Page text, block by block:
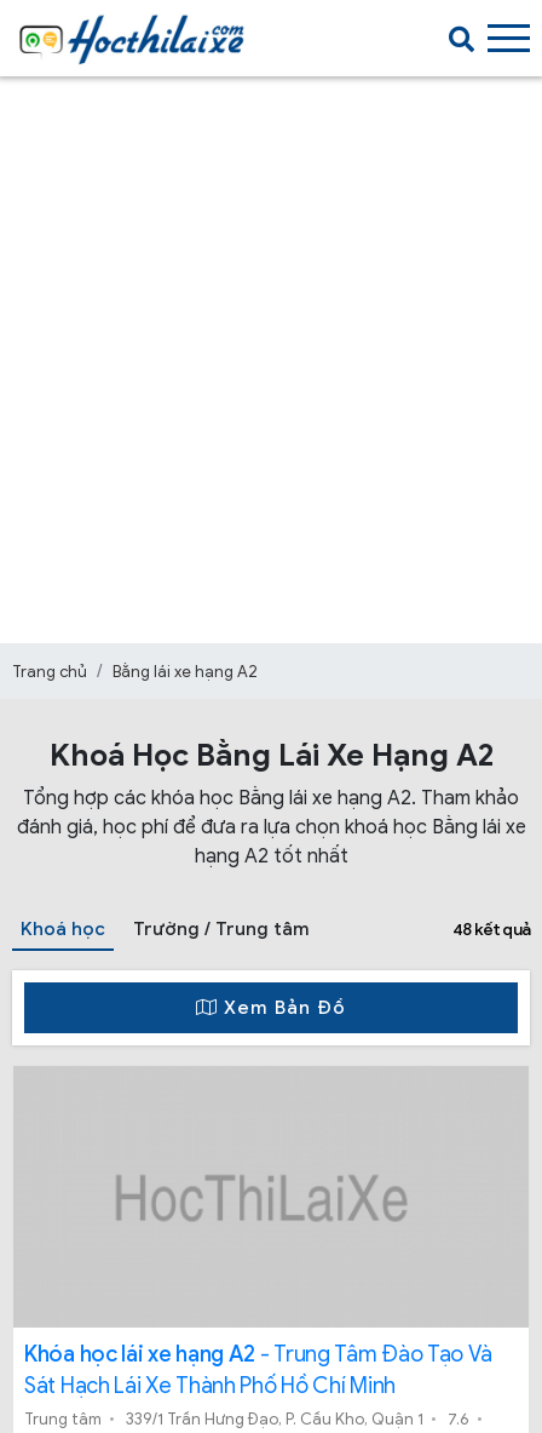
Trang chủ Bằng lái xe hạng A2
Khoá Học Bằng Lái Xe Hạng A2
Tổng hợp các khóa học Bằng lái xe hạng A2. Tham khảo
đánh giá, học phí để đưa ra lựa chọn khoá học Bằng lái xe
hạng A2 tốt nhất
Khoá học Trường / Trung tâm 48 kết quả
Xem Bản Đồ
Khóa học lái xe hạng A2 - Trung Tâm Đào Tạo Và
Sát Hạch Lái Xe Thành Phố Hồ Chí Minh
Trung tâm 339/1 Trần Hưng Đạo, P. Cầu Kho, Quận 1
7.6